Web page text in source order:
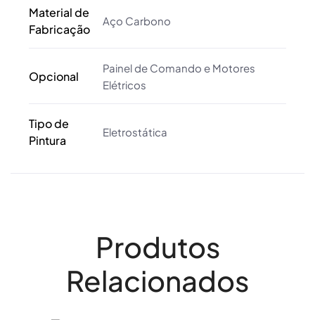
Material de
Fabricação
Aço Carbono
Opcional
Painel de Comando e Motores
Elétricos
Tipo de
Pintura
Eletrostática
Produtos
Relacionados